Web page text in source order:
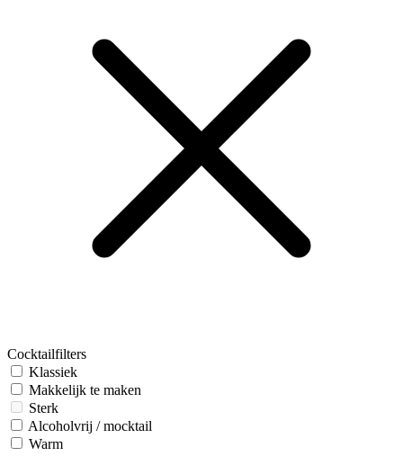
Cocktailfilters
Klassiek
Makkelijk te maken
Sterk
Alcoholvrij / mocktail
Warm